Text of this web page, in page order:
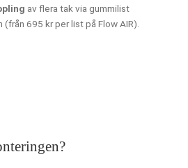
av flera tak via gummilist
(från 695 kr per list på Flow AIR).